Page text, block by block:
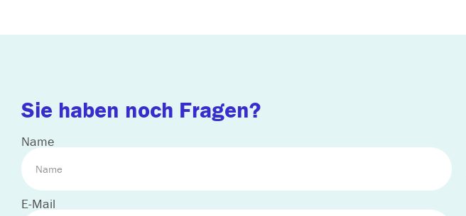
Sie haben noch Fragen?
Name
E-Mail